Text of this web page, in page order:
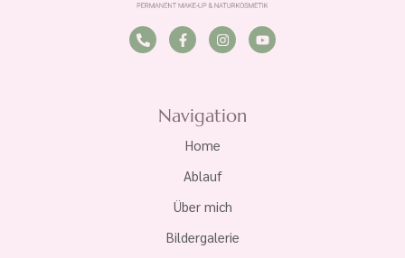
Navigation
Home
Ablauf
Über mich
Bildergalerie